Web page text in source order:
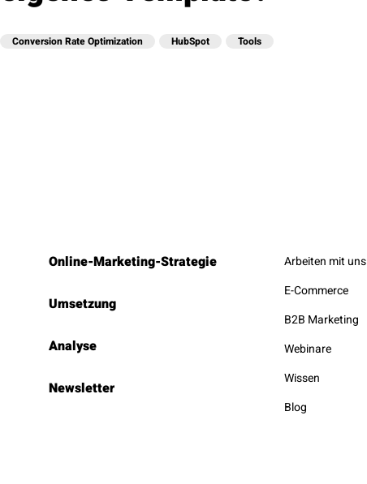
Conversion Rate Optimization HubSpot Tools
Online-Marketing-Strategie
Umsetzung
Analyse
Newsletter
Arbeiten mit uns
E-Commerce
B2B Marketing
Webinare
Wissen
Blog